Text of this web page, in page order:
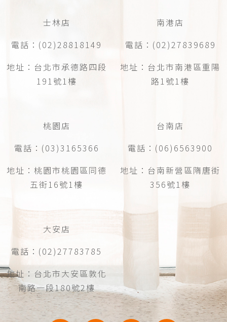
士林店
電話：(02)28818149
地址：台北市承德路四段
191號1樓
南港店
電話：(02)27839689
地址：台北市南港區重陽
路1號1樓
桃園店
電話：(03)3165366
地址：桃園市桃園區同德
五街16號1樓
台南店
電話：(06)6563900
地址：台南新營區隋唐街
356號1樓
大安店
電話：(02)27783785
地址：台北市大安區敦化
南路一段180號2樓